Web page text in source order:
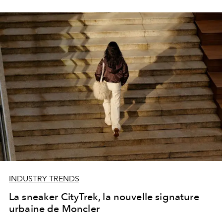
INDUSTRY TRENDS
La sneaker CityTrek, la nouvelle signature
urbaine de Moncler